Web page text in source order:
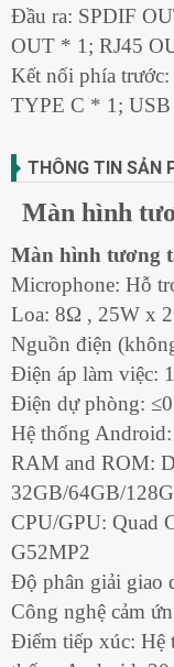
Đầu ra: SPDIF
OUT * 1; RJ45
Kết nối phía
TYPE C * 1;
THÔNG TIN SẢN
Màn hình
Màn hình tương
Microphone: Hỗ
Loa: 8Ω , 25W x
Nguồn điện
Điện áp làm việc:
Điện dự phòng:
Hệ thống
RAM and ROM:
32GB/64GB/
CPU/GPU: Quad
G52MP2
Độ phân giải giao
Công nghệ cảm
Điểm tiếp xúc: Hệ